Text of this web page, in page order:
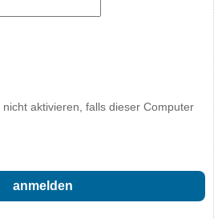
aktivieren, falls dieser Computer